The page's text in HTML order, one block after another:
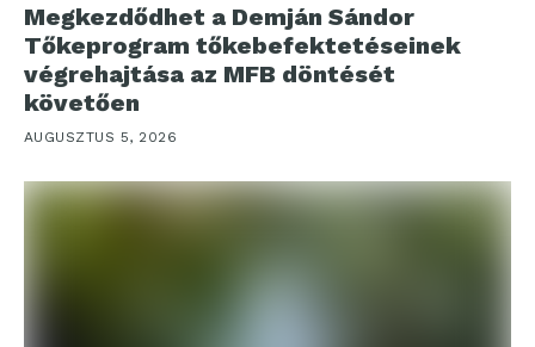
Megkezdődhet a Demján Sándor
Tőkeprogram tőkebefektetéseinek
végrehajtása az MFB döntését
követően
AUGUSZTUS 5, 2026